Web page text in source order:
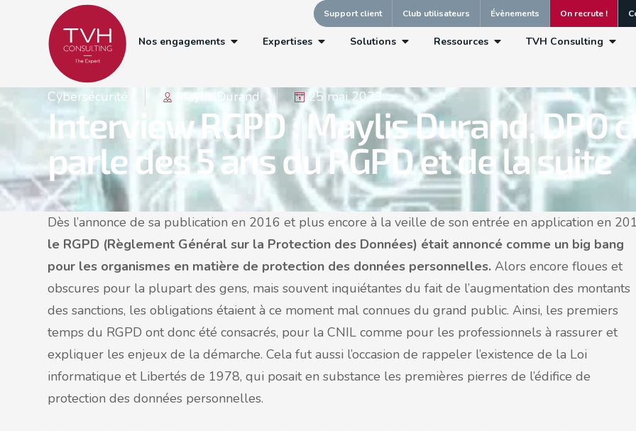
Support client Club utilisateurs Évènements On recrute !
Nos engagements Expertises Solutions Ressources TVH Consulting
Cybersécurité Maylis Durand 25 mai 2023
Interview RGPD : Maylis Durand, DPO
parle des 5 ans du RGPD et de la suite
Dès l’annonce de sa publication en 2016 et plus encore à la veille de son entrée en application en
le RGPD (Règlement Général sur la Protection des Données) était annoncé comme un big bang
pour les organismes en matière de protection des données personnelles. Alors encore floues et
obscures pour la plupart des gens, mais souvent inquiétantes du fait de l’augmentation des montants
des sanctions, les obligations étaient à ce moment mal connues du grand public. Ainsi, les premiers
temps du RGPD ont donc été consacrés, pour la CNIL comme pour les professionnels à rassurer et
expliquer les enjeux de la démarche. Cela fut aussi l’occasion de rappeler l’existence de la Loi
informatique et Libertés de 1978, qui posait en substance les premières pierres de l’édifice de
protection des données personnelles.